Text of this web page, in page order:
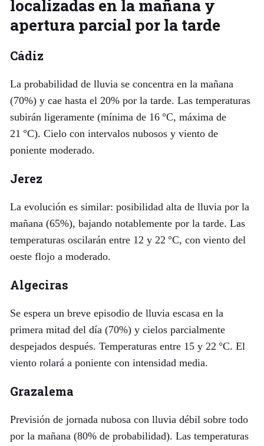
localizadas en la mañana y
apertura parcial por la tarde
Cádiz
La probabilidad de lluvia se concentra en la mañana
(70%) y cae hasta el 20% por la tarde. Las temperaturas
subirán ligeramente (mínima de 16 °C, máxima de
21 °C). Cielo con intervalos nubosos y viento de
poniente moderado.
Jerez
La evolución es similar: posibilidad alta de lluvia por la
mañana (65%), bajando notablemente por la tarde. Las
temperaturas oscilarán entre 12 y 22 °C, con viento del
oeste flojo a moderado.
Algeciras
Se espera un breve episodio de lluvia escasa en la
primera mitad del día (70%) y cielos parcialmente
despejados después. Temperaturas entre 15 y 22 °C. El
viento rolará a poniente con intensidad media.
Grazalema
Previsión de jornada nubosa con lluvia débil sobre todo
por la mañana (80% de probabilidad). Las temperaturas